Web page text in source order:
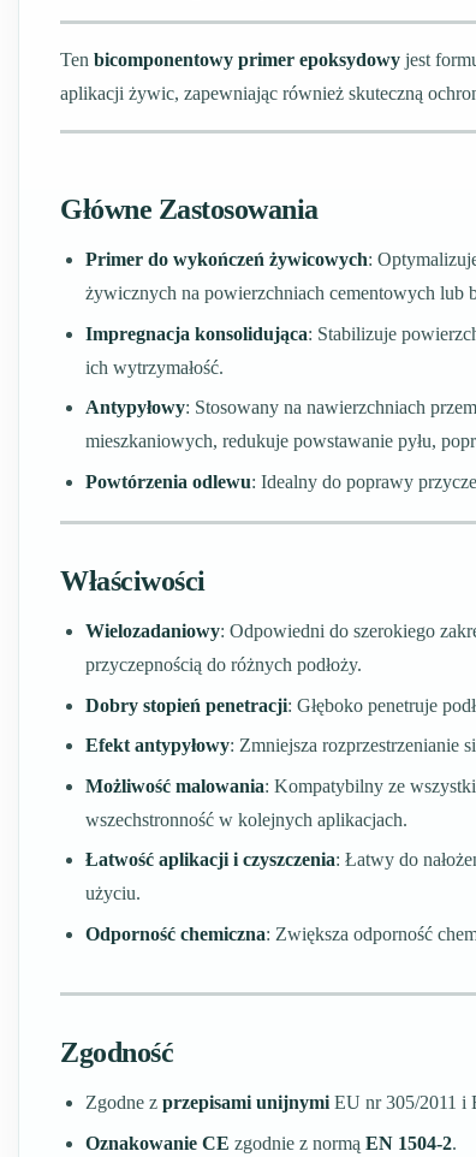
Ten bicomponentowy primer epoksydowy jest
aplikacji żywic, zapewniając również skuteczną
Główne Zastosowania
Primer do wykończeń żywicowych:
żywicznych na powierzchniach cementowych lub
Impregnacja konsolidująca: Stabilizuje
ich wytrzymałość.
Antypyłowy: Stosowany na nawierzchniach
mieszkaniowych, redukuje powstawanie pyłu,
Powtórzenia odlewu: Idealny do poprawy
Właściwości
Wielozadaniowy: Odpowiedni do szerokiego
przyczepnością do różnych podłoży.
Dobry stopień penetracji: Głęboko penetruje
Efekt antypyłowy: Zmniejsza rozprzestrzenianie
Możliwość malowania: Kompatybilny ze
wszechstronność w kolejnych aplikacjach.
Łatwość aplikacji i czyszczenia: Łatwy do
użyciu.
Odporność chemiczna: Zwiększa odporność
Zgodność
Zgodne z przepisami unijnymiEU nr 305/2011 i
Oznakowanie CE zgodnie z normą EN 1504-2.